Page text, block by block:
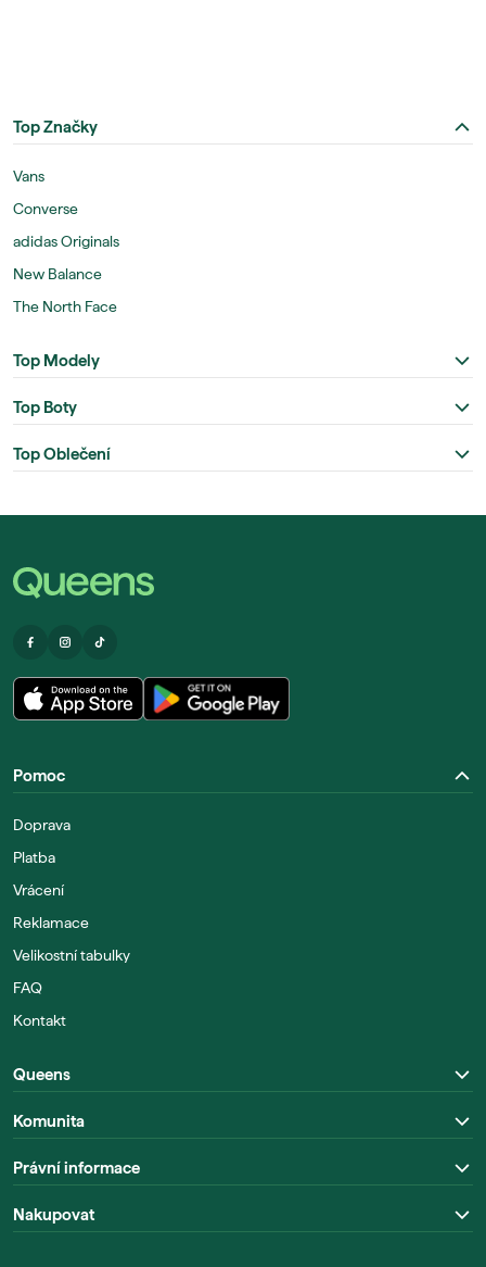
Top Značky
Vans
Converse
adidas Originals
New Balance
The North Face
Top Modely
Top Boty
Top Oblečení
Pomoc
Doprava
Platba
Vrácení
Reklamace
Velikostní tabulky
FAQ
Kontakt
Queens
Komunita
Právní informace
Nakupovat